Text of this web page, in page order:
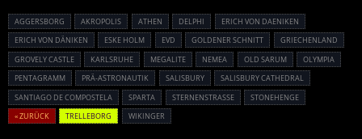
AGGERSBORG AKROPOLIS ATHEN DELPHI
ERICH VON DAENIKEN
ERICH VON DÄNIKEN
ESKE HOLM EVD GOLDENER SCHNITT
GRIECHENLAND
GROVELY CASTLE
KARLSRUHE MEGALITE NEMEA OLD SARUM
OLYMPIA
PENTAGRAMM
PRÄ-ASTRONAUTIK SALISBURY
SALISBURY CATHEDRAL
SANTIAGO DE COMPOSTELA
SPARTA STERNENSTRASSE
STONEHENGE
« ZURÜCK
TRELLEBORG WIKINGER